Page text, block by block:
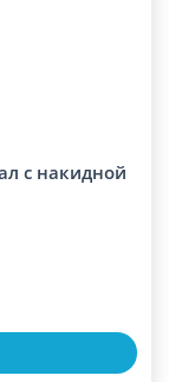
с накидной